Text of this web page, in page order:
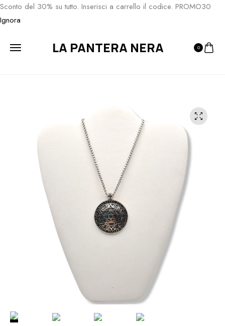
Sconto del 30% su tutto. Inserisci a carrello il codice. PROMO30
Ignora
LA PANTERA NERA 0